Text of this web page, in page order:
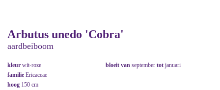
Arbutus unedo 'Cobra'
aardbeiboom
kleur wit-roze bloeit van september tot januari
familie Ericaceae
hoog 150 cm